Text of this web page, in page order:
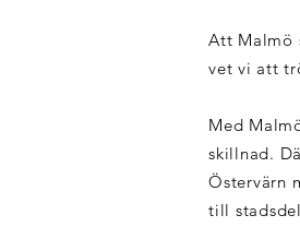
Att Malmö
vet vi att
Med
skillnad.
Östervärn
till